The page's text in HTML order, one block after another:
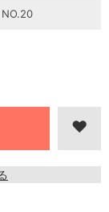
NO.20